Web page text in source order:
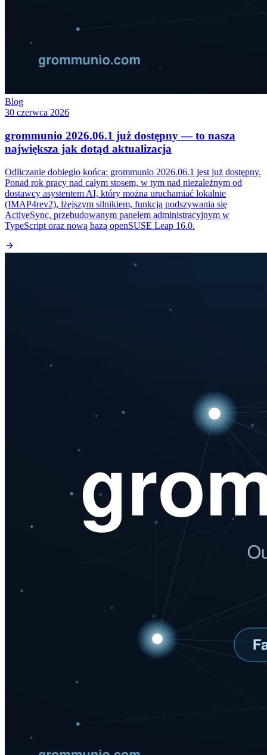
Blog
30 czerwca 2026
grommunio 2026.06.1 już dostępny — to nasza
największa jak dotąd aktualizacja
Odliczanie dobiegło końca: grommunio 2026.06.1 jest już dostępny.
Ponad rok pracy nad całym stosem, w tym nad niezależnym od
dostawcy asystentem AI, który można uruchamiać lokalnie
(IMAP4rev2), lżejszym silnikiem, funkcją podszywania się
ActiveSync, przebudowanym panelem administracyjnym w
TypeScript oraz nową bazą openSUSE Leap 16.0.